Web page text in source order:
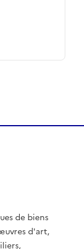
de biens
d'art,